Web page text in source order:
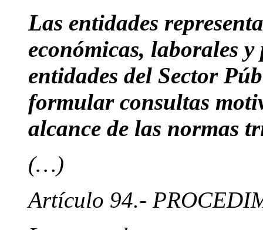
Las entidades
económicas, laborales
entidades del Sector
formular consultas
alcance de las normas
(…)
Artículo 94.-